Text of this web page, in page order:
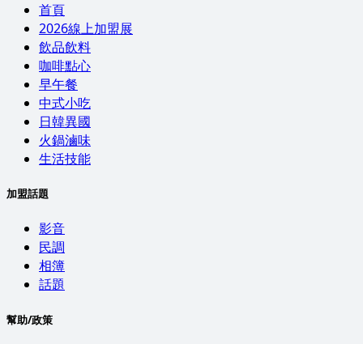
首頁
2026線上加盟展
飲品飲料
咖啡點心
早午餐
中式小吃
日韓異國
火鍋滷味
生活技能
加盟話題
影音
民調
相簿
話題
幫助/政策